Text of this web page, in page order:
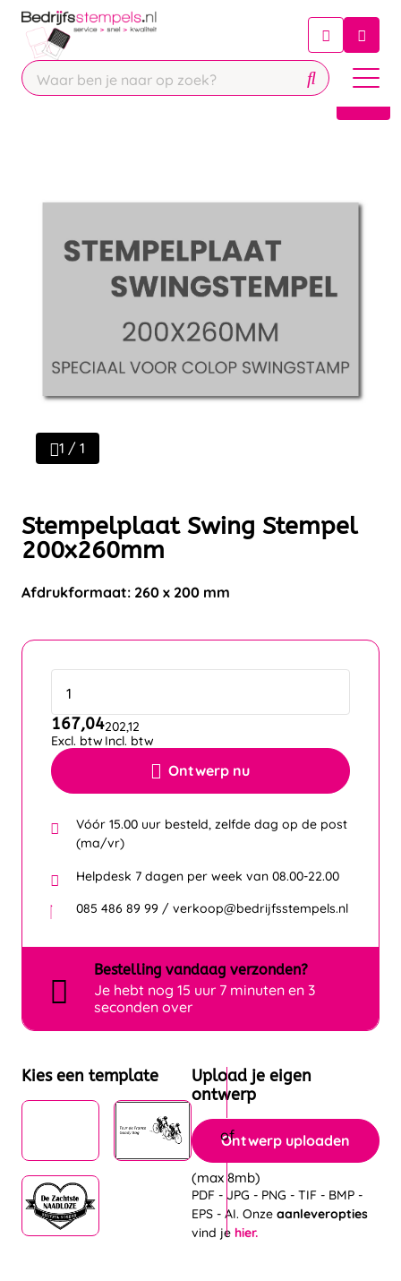
Chatbot
Chat 24/7 met onze chatbot voor
Contact
1 / 1
Stempelplaat Swing Stempel
200x260mm
Afdrukformaat: 260 x 200 mm
Ontwerp nu
167,04
Excl. btw
202,12
Incl. btw
Vóór 15.00 uur besteld, zelfde dag op de post
(ma/vr)
Helpdesk 7 dagen per week van 08.00-22.00
085 486 89 99 / verkoop@bedrijfsstempels.nl
Bestelling vandaag verzonden?
Je hebt nog 15 uur 7 minuten en 3
seconden over
Kies een template
Upload je eigen
ontwerp
Ontwerp uploaden
(max 8mb)
PDF - JPG - PNG - TIF - BMP -
EPS - AI. Onze aanleveropties
vind je hier.